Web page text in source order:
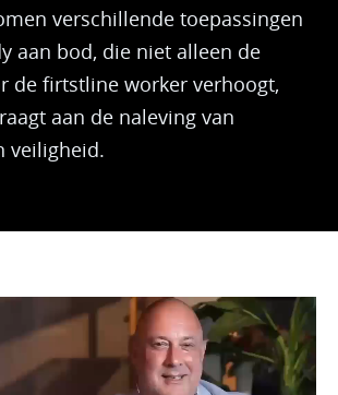
verschillende toepassingen
aan bod, die niet alleen de
de firtstline worker verhoogt,
aan de naleving van
veiligheid.